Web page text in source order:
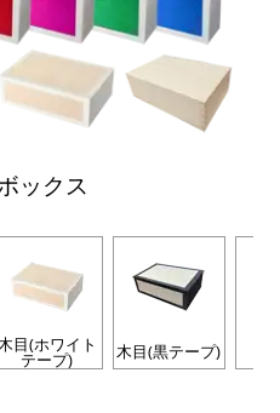
ックス
目(ホワイト
テープ) 木目(黒テープ)